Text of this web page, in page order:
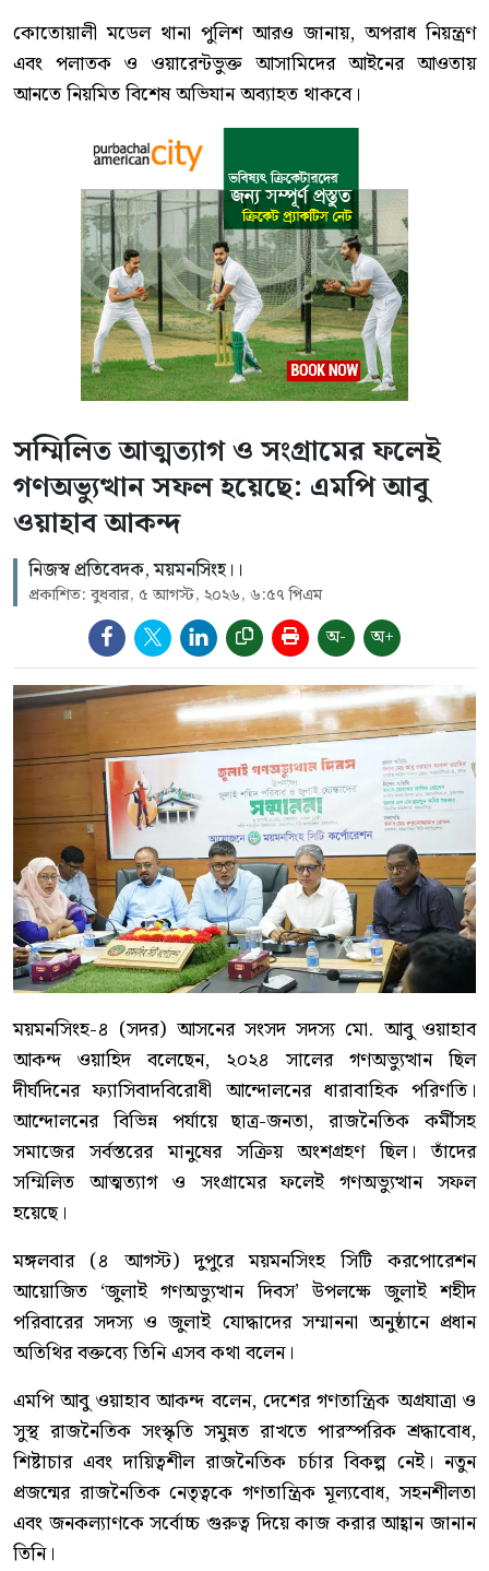
কোতোয়ালী মডেল থানা পুলিশ আরও জানায়, অপরাধ নিয়ন্ত্রণ
এবং পলাতক ও ওয়ারেন্টভুক্ত আসামিদের আইনের আওতায়
আনতে নিয়মিত বিশেষ অভিযান অব্যাহত থাকবে।
সম্মিলিত আত্মত্যাগ ও সংগ্রামের ফলেই
গণঅভ্যুত্থান সফল হয়েছে: এমপি আবু
ওয়াহাব আকন্দ
নিজস্ব প্রতিবেদক, ময়মনসিংহ।।
প্রকাশিত: বুধবার, ৫ আগস্ট, ২০২৬, ৬:৫৭ পিএম
অ- অ+
ময়মনসিংহ-৪ (সদর) আসনের সংসদ সদস্য মো. আবু ওয়াহাব
আকন্দ ওয়াহিদ বলেছেন, ২০২৪ সালের গণঅভ্যুত্থান ছিল
দীর্ঘদিনের ফ্যাসিবাদবিরোধী আন্দোলনের ধারাবাহিক পরিণতি।
আন্দোলনের বিভিন্ন পর্যায়ে ছাত্র-জনতা, রাজনৈতিক কর্মীসহ
সমাজের সর্বস্তরের মানুষের সক্রিয় অংশগ্রহণ ছিল। তাঁদের
সম্মিলিত আত্মত্যাগ ও সংগ্রামের ফলেই গণঅভ্যুত্থান সফল
হয়েছে।
মঙ্গলবার (৪ আগস্ট) দুপুরে ময়মনসিংহ সিটি করপোরেশন
আয়োজিত ‘জুলাই গণঅভ্যুত্থান দিবস’ উপলক্ষে জুলাই শহীদ
পরিবারের সদস্য ও জুলাই যোদ্ধাদের সম্মাননা অনুষ্ঠানে প্রধান
অতিথির বক্তব্যে তিনি এসব কথা বলেন।
এমপি আবু ওয়াহাব আকন্দ বলেন, দেশের গণতান্ত্রিক অগ্রযাত্রা ও
সুস্থ রাজনৈতিক সংস্কৃতি সমুন্নত রাখতে পারস্পরিক শ্রদ্ধাবোধ,
শিষ্টাচার এবং দায়িত্বশীল রাজনৈতিক চর্চার বিকল্প নেই। নতুন
প্রজন্মের রাজনৈতিক নেতৃত্বকে গণতান্ত্রিক মূল্যবোধ, সহনশীলতা
এবং জনকল্যাণকে সর্বোচ্চ গুরুত্ব দিয়ে কাজ করার আহ্বান জানান
তিনি।